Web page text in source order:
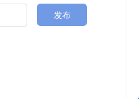
发布